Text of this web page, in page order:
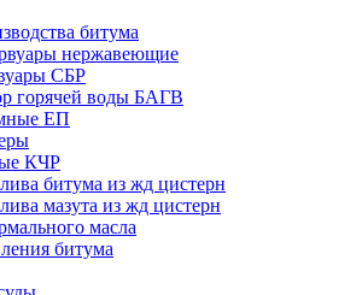
битума
нержавеющие
СБР
горячей воды БАГВ
ЕП
КЧР
битума из жд цистерн
мазута из жд цистерн
масла
битума